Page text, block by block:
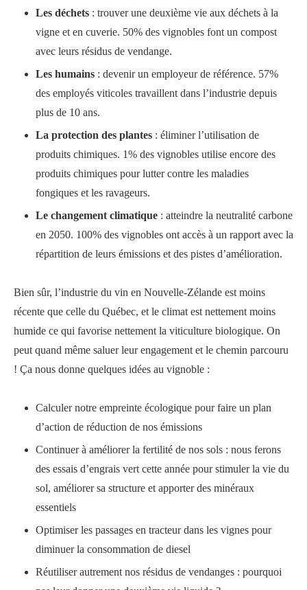
Les déchets: trouver une deuxième vie aux déchets à la
vigne et en cuverie. 50% des vignobles font un compost
avec leurs résidus de vendange.
Les humains: devenir un employeur de référence. 57%
des employés viticoles travaillent dans l’industrie depuis
plus de 10 ans.
La protection des plantes : éliminer l’utilisation de
produits chimiques. 1% des vignobles utilise encore des
produits chimiques pour lutter contre les maladies
fongiques et les ravageurs.
Le changement climatique : atteindre la neutralité carbone
en 2050. 100% des vignobles ont accès à un rapport avec la
répartition de leurs émissions et des pistes d’amélioration.
Bien sûr, l’industrie du vin en Nouvelle-Zélande est moins
récente que celle du Québec, et le climat est nettement moins
humide ce qui favorise nettement la viticulture biologique. On
peut quand même saluer leur engagement et le chemin parcouru
! Ça nous donne quelques idées au vignoble :
Calculer notre empreinte écologique pour faire un plan
d’action de réduction de nos émissions
Continuer à améliorer la fertilité de nos sols : nous ferons
des essais d’engrais vert cette année pour stimuler la vie du
sol, améliorer sa structure et apporter des minéraux
essentiels
Optimiser les passages en tracteur dans les vignes pour
diminuer la consommation de diesel
Réutiliser autrement nos résidus de vendanges : pourquoi